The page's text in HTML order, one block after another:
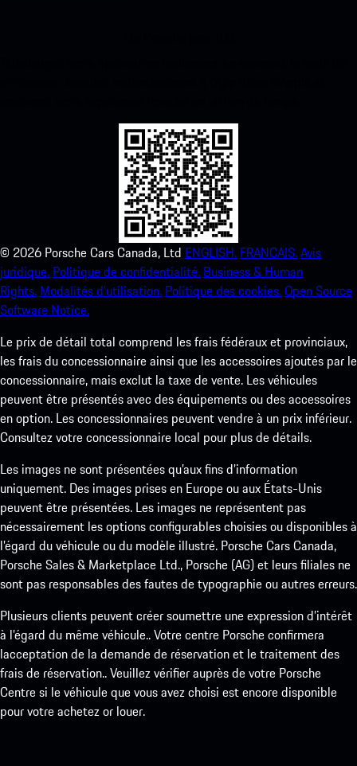
© 2026 Porsche Cars Canada, Ltd ENGLISH. FRANCAIS.Avis
juridique. Politique de confidentialité. Business & Human
Rights. Modalités d’utilisation. Politique des cookies.Open Source
Software Notice.
Le prix de détail total comprend les frais fédéraux et provinciaux,
les frais du concessionnaire ainsi que les accessoires ajoutés par le
concessionnaire, mais exclut la taxe de vente. Les véhicules
peuvent être présentés avec des équipements ou des accessoires
en option. Les concessionnaires peuvent vendre à un prix inférieur.
Consultez votre concessionnaire local pour plus de détails.
Les images ne sont présentées qu’aux fins d’information
uniquement. Des images prises en Europe ou aux États-Unis
peuvent être présentées. Les images ne représentent pas
nécessairement les options configurables choisies ou disponibles à
l’égard du véhicule ou du modèle illustré. Porsche Cars Canada,
Porsche Sales & Marketplace Ltd., Porsche (AG) et leurs filiales ne
sont pas responsables des fautes de typographie ou autres erreurs.
Plusieurs clients peuvent créer soumettre une expression d’intérêt
à l’égard du même véhicule.. Votre centre Porsche confirmera
lacceptation de la demande de réservation et le traitement des
frais de réservation.. Veuillez vérifier auprès de votre Porsche
Centre si le véhicule que vous avez choisi est encore disponible
pour votre achetez or louer.